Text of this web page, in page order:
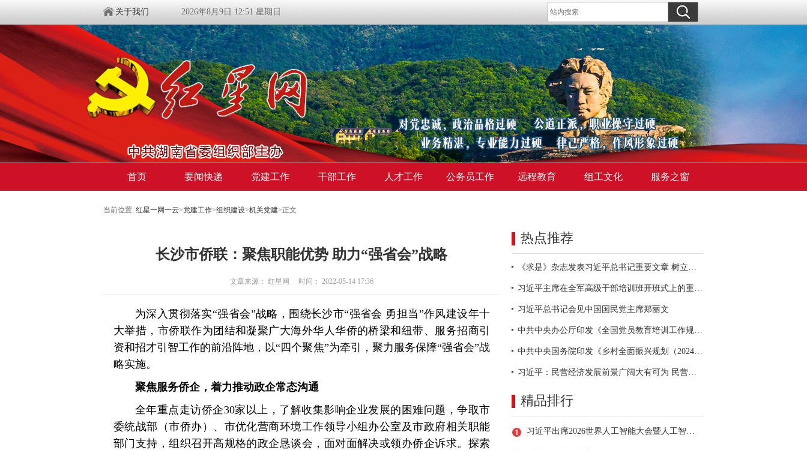
关于我们 2026年8月9日 12:51 星期日
首页 要闻快递 党建工作 干部工作 人才工作 公务员工作 远程教育 组工文化 服务之窗
当前位置: 红星一网一云>党建工作>组织建设>机关党建>正文
长沙市侨联：聚焦职能优势 助力“强省会”战略
文章来源： 红星网 时间： 2022-05-14 17:36
为深入贯彻落实“强省会”战略，围绕长沙市“强省会 勇担当”作风建设年十
大举措，市侨联作为团结和凝聚广大海外华人华侨的桥梁和纽带、服务招商引
资和招才引智工作的前沿阵地，以“四个聚焦”为牵引，聚力服务保障“强省会”战
略实施。
聚焦服务侨企，着力推动政企常态沟通
全年重点走访侨企30家以上，了解收集影响企业发展的困难问题，争取市
委统战部（市侨办）、市优化营商环境工作领导小组办公室及市政府相关职能
部门支持，组织召开高规格的政企恳谈会，面对面解决或领办侨企诉求。探索
热点推荐
《求是》杂志发表习近平总书记重要文章 树立和践行正确政绩观
习近平主席在全军高级干部培训班开班式上的重要讲话引领全军开展思想整风、深化政治整训
习近平总书记会见中国国民党主席郑丽文
中共中央办公厅印发《全国党员教育培训工作规划（2024－2028年）》
中共中央国务院印发《乡村全面振兴规划（2024—2027年）》
习近平：民营经济发展前景广阔大有可为 民营企业和民营企业家大显身手正当其时
精品排行
习近平出席2026世界人工智能大会暨人工智能全球治理高级别会议开幕式并发表主旨讲话